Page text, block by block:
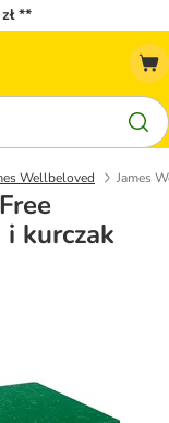
**
Wellbeloved James
kurczak